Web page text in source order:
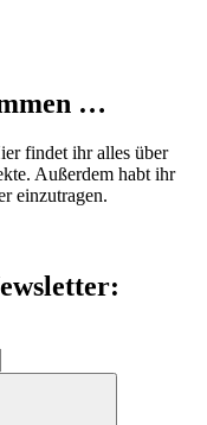
…
findet ihr alles über
Außerdem habt ihr
einzutragen.